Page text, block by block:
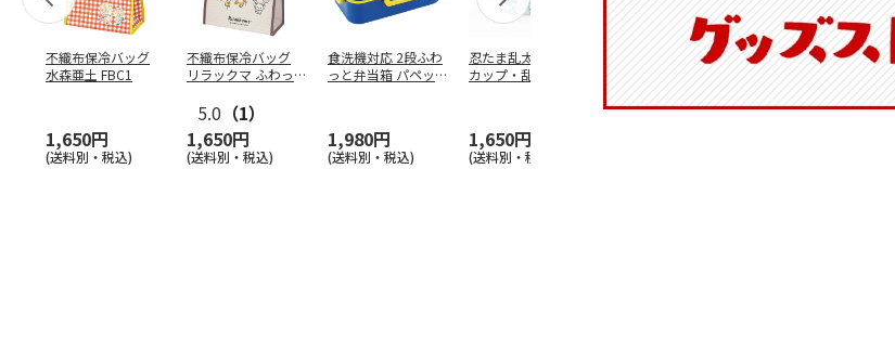
不織布保冷バッグ
水森亜土 FBC1
1,650円
(送料別・税込)
不織布保冷バッグ
リラックマ ふわっ
5.0 （1）
1,650円
(送料別・税込)
食洗機対応 2段ふわ
っと弁当箱 パペッ
1,980円
(送料別・税込)
忍たま乱太郎 マグ
カップ・乱太郎・き
1,650円
(送料別・税込)
抗菌食洗機対応 ふ
わっと弁当箱 530ml
水森亜土 PF
…
マスコット入りドリ
ンクボトル ハロー
キティ PSPR5MC